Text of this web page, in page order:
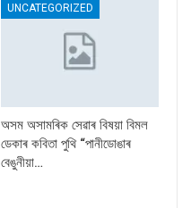
UNCATEGORIZED
অসম অসামৰিক সেৱাৰ বিষয়া বিমল
ডেকাৰ কবিতা পুথি “পানীডোঙাৰ
বেঙুনীয়া…